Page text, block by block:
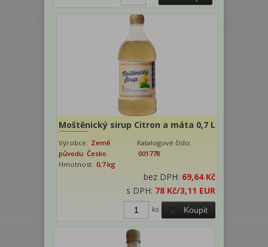
Moštěnický sirup Citron a máta 0,7 L
Výrobce: Země
původu: Česko
Katalogové číslo:
001778
Hmotnost: 0,7 kg
bez DPH: 69,64 Kč
s DPH: 78 Kč/3,11 EUR
Koupit
ks